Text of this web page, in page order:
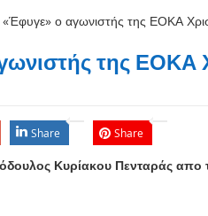
της ΕΟΚΑ
Share Share
Κυρίακου Πενταράς